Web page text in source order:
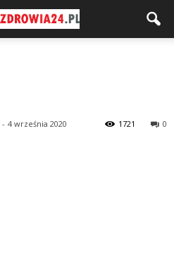
- 4 września 2020 0
1721